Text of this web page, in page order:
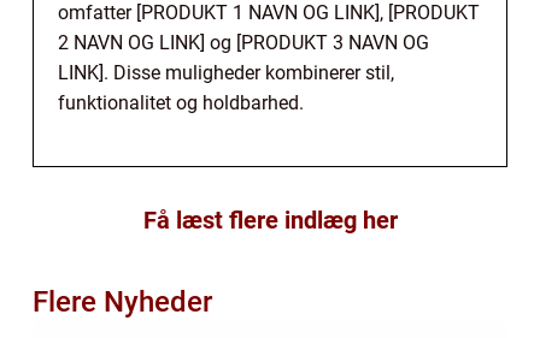
omfatter [PRODUKT 1 NAVN OG LINK], [PRODUKT
2 NAVN OG LINK] og [PRODUKT 3 NAVN OG
LINK]. Disse muligheder kombinerer stil,
funktionalitet og holdbarhed.
Få læst flere indlæg her
Flere Nyheder